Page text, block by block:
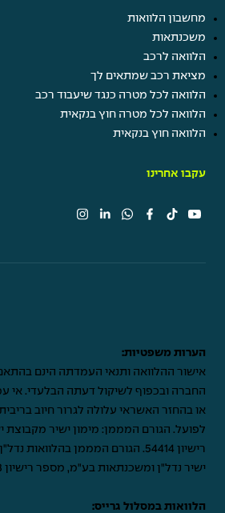
מחשבון הלוואות
משכנתאות
הלוואה לרכב
מציאת רכב שמתאים לך
הלוואה לכל מטרה כנגד שיעבוד רכב
הלוואה לכל מטרה חוץ בנקאית
הלוואה חוץ בנקאית
עקבו אחרינו
הערות משפטיות:
אישור ההלוואה ותנאי העמדתה הינם בהתאם
החברה ובכפוף לשיקול דעתה הבלעדי. אי
או בהחזר האשראי עלולה לגרור חיוב בריבית
רישיון 54414. הגורם המממן
ישיר נדל"ן ומשכנתאות בע"מ, מספר רישיון 63673.
הלוואות במסלול גרייס: